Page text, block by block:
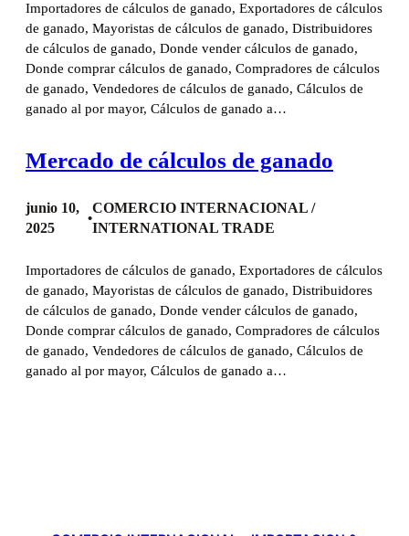
Importadores de cálculos de ganado, Exportadores de cálculos
de ganado, Mayoristas de cálculos de ganado, Distribuidores
de cálculos de ganado, Donde vender cálculos de ganado,
Donde comprar cálculos de ganado, Compradores de cálculos
de ganado, Vendedores de cálculos de ganado, Cálculos de
ganado al por mayor, Cálculos de ganado a…
Mercado de cálculos de ganado
junio 10,
2025
•
COMERCIO INTERNACIONAL /
INTERNATIONAL TRADE
Importadores de cálculos de ganado, Exportadores de cálculos
de ganado, Mayoristas de cálculos de ganado, Distribuidores
de cálculos de ganado, Donde vender cálculos de ganado,
Donde comprar cálculos de ganado, Compradores de cálculos
de ganado, Vendedores de cálculos de ganado, Cálculos de
ganado al por mayor, Cálculos de ganado a…